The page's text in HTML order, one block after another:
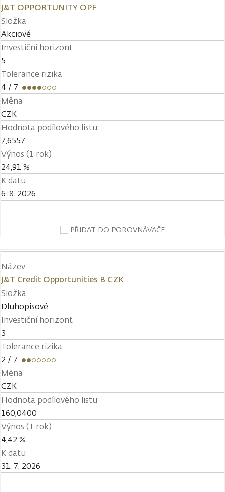
J&T OPPORTUNITY OPF
Složka
Akciové
Investiční horizont
5
Tolerance rizika
4 / 7
Měna
CZK
Hodnota podílového listu
7,6557
Výnos (1 rok)
24,91 %
K datu
6. 8. 2026
PŘIDAT DO POROVNÁVAČE
Název
J&T Credit Opportunities B CZK
Složka
Dluhopisové
Investiční horizont
3
Tolerance rizika
2 / 7
Měna
CZK
Hodnota podílového listu
160,0400
Výnos (1 rok)
4,42 %
K datu
31. 7. 2026